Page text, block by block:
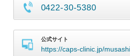
0422-30-5380
公式サイト
https://caps-clinic.jp/